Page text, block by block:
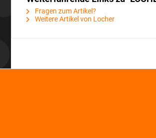
Fragen zum Artikel?
Weitere Artikel von Locher